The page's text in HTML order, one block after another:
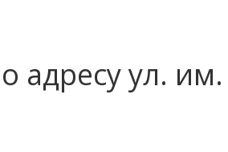
адресу ул. им.